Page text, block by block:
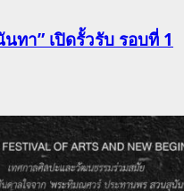
ทา” เปิดรั้วรับ รอบที่ 1